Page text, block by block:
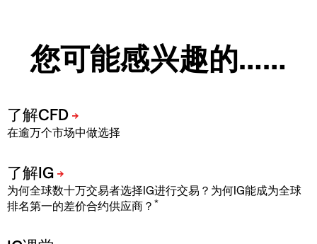
您可能感兴趣的……
在逾万个市场中做选择
为何全球数十万交易者选择IG进行交易？为何IG能成为全球
排名第一的差价合约供应商？ *